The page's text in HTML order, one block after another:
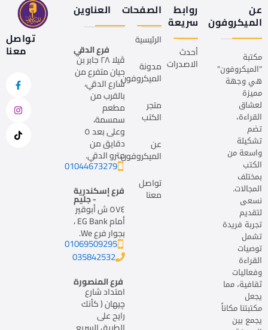
عن
الميكروفون
مكتبة
"الميكروفون"
هي وجهة
مميزة
لعشاق
القراءة،
تضم
تشكيلة
واسعة من
الكتب
بمختلف
المجالات.
نسعى
لتقديم
تجربة فريدة
تشمل
توصيات
القراءة
وفعاليات
ثقافية، مما
يجعل
مكتبتنا مكاناً
يجمع بين
روابط
سريعة
أحدث
الاصدرات
الصفحات
الرئيسية
مدونة
الميكروفون
متجر
الكتب
عن
الميكروفون
تواصل
معنا
العناوين
فرع الدقي
ڤيلا ٢٨ جابر بن
حيان متفرع من
شارع الدقي،
بالقرب من
مطعم
سمسمة،
وعلى بعد ٥
دقايق من
مترو الدقي.
01044673279
فرع إسكندرية
- جليم
٥٧٤ ش أبوقير
أمام EG Bank ،
بجوار فرع We.
01069509295
035842532
فرع المنصورة
امتداد شارع
چيهان ( كأنك
رايح على
تواصل
معنا